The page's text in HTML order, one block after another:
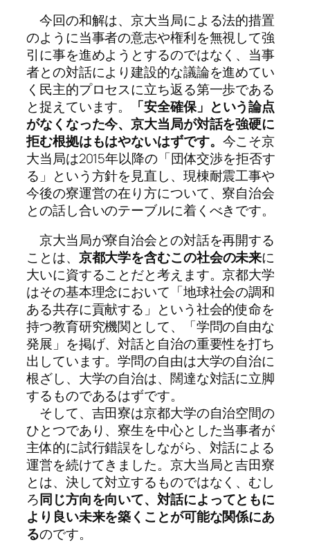
今回の和解は、京大当局による法的措置
のように当事者の意志や権利を無視して強
引に事を進めようとするのではなく、当事
者との対話により建設的な議論を進めてい
く民主的プロセスに立ち返る第一歩である
と捉えています。
「安全確保」という論点
がなくなった今、京大当局が対話を強硬に
拒む根拠はもはやないはずです。 今こそ京
大当局は2015年以降の「団体交渉を拒否す
る」という方針を見直し、現棟耐震工事や
今後の寮運営の在り方について、寮自治会
との話し合いのテーブルに着くべきです。
京大当局が寮自治会との対話を再開する
ことは、 京都大学を含むこの社会の未来に
大いに資することだと考えます。京都大学
はその基本理念において「地球社会の調和
ある共存に貢献する」という社会的使命を
持つ教育研究機関として、「学問の自由な
発展」を掲げ、対話と自治の重要性を打ち
出しています。学問の自由は大学の自治に
根ざし、大学の自治は、闊達な対話に立脚
するものであるはずです。
そして、吉田寮は京都大学の自治空間の
ひとつであり、寮生を中心とした当事者が
主体的に試行錯誤をしながら、対話による
運営を続けてきました。京大当局と吉田寮
とは、決して対立するものではなく、むし
ろ同じ方向を向いて、対話によってともに
より良い未来を築くことが可能な関係にあ
るのです。